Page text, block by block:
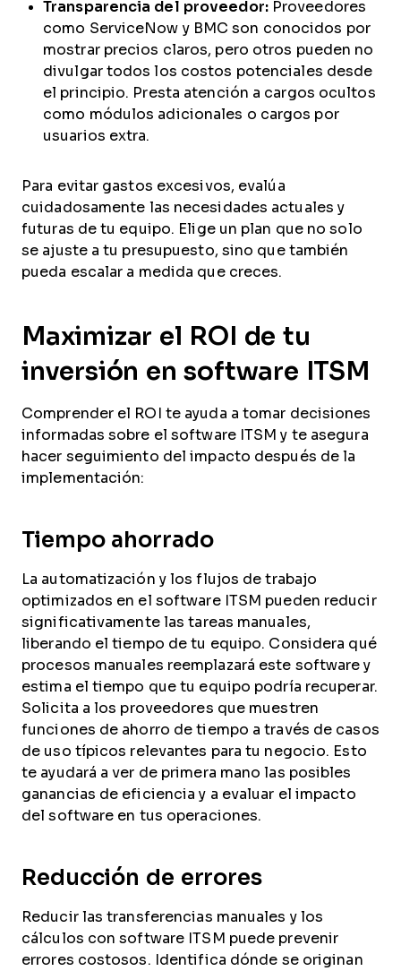
Transparencia del proveedor:Proveedores
como ServiceNow y BMC son conocidos por
mostrar precios claros, pero otros pueden no
divulgar todos los costos potenciales desde
el principio. Presta atención a cargos ocultos
como módulos adicionales o cargos por
usuarios extra.
Para evitar gastos excesivos, evalúa
cuidadosamente las necesidades actuales y
futuras de tu equipo. Elige un plan que no solo
se ajuste a tu presupuesto, sino que también
pueda escalar a medida que creces.
Maximizar el ROI de tu
inversión en software ITSM
Comprender el ROI te ayuda a tomar decisiones
informadas sobre el software ITSM y te asegura
hacer seguimiento del impacto después de la
implementación:
Tiempo ahorrado
La automatización y los flujos de trabajo
optimizados en el software ITSM pueden reducir
significativamente las tareas manuales,
liberando el tiempo de tu equipo. Considera qué
procesos manuales reemplazará este software y
estima el tiempo que tu equipo podría recuperar.
Solicita a los proveedores que muestren
funciones de ahorro de tiempo a través de casos
de uso típicos relevantes para tu negocio. Esto
te ayudará a ver de primera mano las posibles
ganancias de eficiencia y a evaluar el impacto
del software en tus operaciones.
Reducción de errores
Reducir las transferencias manuales y los
cálculos con software ITSM puede prevenir
errores costosos. Identifica dónde se originan